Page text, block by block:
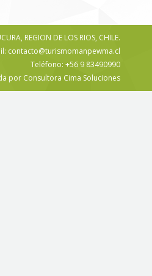
REGION DE LOS RIOS, CHILE.
contacto@turismomanpewma.cl
Teléfono: +56 9 83490990
por Consultora Cima Soluciones